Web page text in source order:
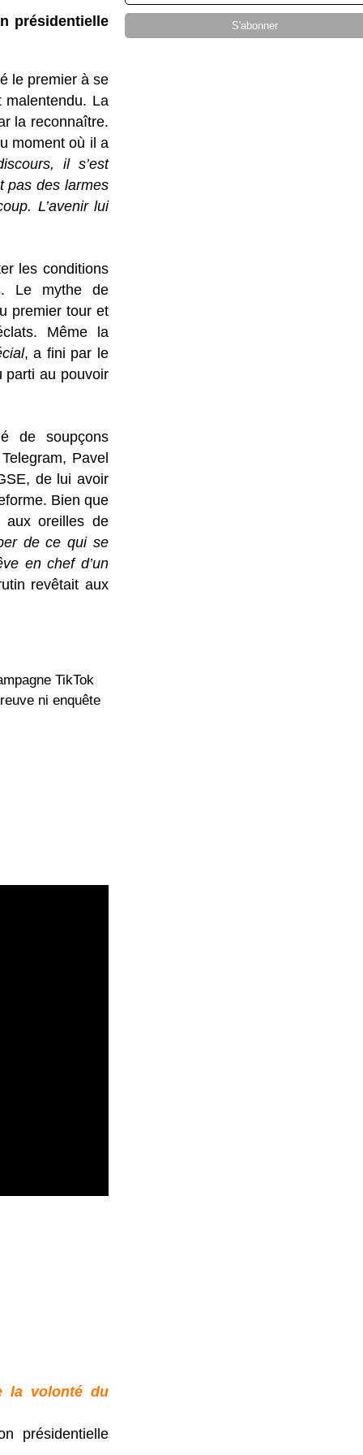
présidentielle
le premier à se
malentendu. La
la reconnaître.
moment où il a
il s’est
pas des larmes
L’avenir lui
les conditions
Le mythe de
premier tour et
Même la
, a fini par le
parti au pouvoir
de soupçons
Pavel
de lui avoir
Bien que
aux oreilles de
de ce qui se
en chef d’un
revêtait aux
TikTok
ni enquête
la volonté du
présidentielle